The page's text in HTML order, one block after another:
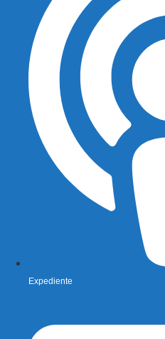
Expediente